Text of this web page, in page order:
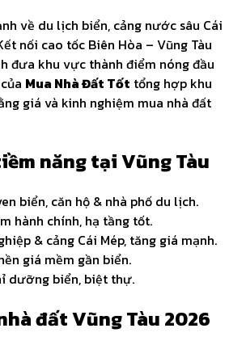
về du lịch biển, cảng nước sâu Cái
nối cao tốc Biên Hòa – Vũng Tàu
đưa khu vực thành điểm nóng đầu
Mua Nhà Đất Tốt tổng hợp khu
giá và kinh nghiệm mua nhà đất
năng tại Vũng Tàu
biển, căn hộ & nhà phố du lịch.
hành chính, hạ tầng tốt.
& cảng Cái Mép, tăng giá mạnh.
giá mềm gần biển.
dưỡng biển, biệt thự.
đất Vũng Tàu 2026